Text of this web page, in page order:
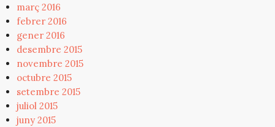
març 2016
febrer 2016
gener 2016
desembre 2015
novembre 2015
octubre 2015
setembre 2015
juliol 2015
juny 2015